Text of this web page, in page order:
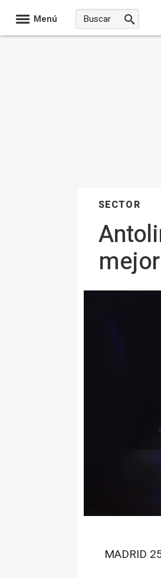
Menú
SECTOR
MADRID